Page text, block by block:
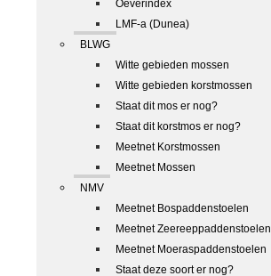
Oeverindex
LMF-a (Dunea)
BLWG
Witte gebieden mossen
Witte gebieden korstmossen
Staat dit mos er nog?
Staat dit korstmos er nog?
Meetnet Korstmossen
Meetnet Mossen
NMV
Meetnet Bospaddenstoelen
Meetnet Zeereeppaddenstoelen
Meetnet Moeraspaddenstoelen
Staat deze soort er nog?